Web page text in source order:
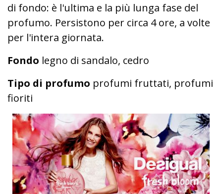
di fondo: è l'ultima e la più lunga fase del
profumo. Persistono per circa 4 ore, a volte
per l'intera giornata.
Fondo legno di sandalo, cedro
Tipo di profumo profumi fruttati, profumi
fioriti